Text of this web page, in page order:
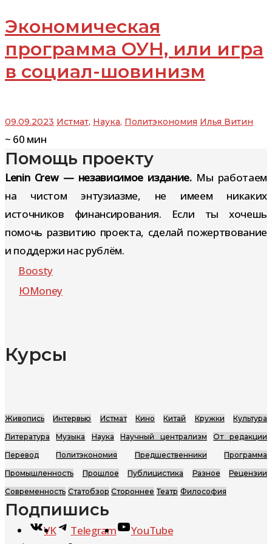
Экономическая
программа ОУН, или игра
в социал-шовинизм
09.09.2023 Истмат, Наука, Политэкономия Илья Витин
~ 60 мин
Помощь проекту
Lenin Crew — независимое издание.Мы работаем
на чистом энтузиазме, не имеем никаких
источников финансирования. Если ты хочешь
помочь развитию проекта, сделай пожертвование
и поддержи нас рублём.
Boosty
ЮMoney
Курсы
Живопись Интервью Истмат Кино Китай Кружки
Культура
Литература
Музыка Наука Научный централизм
От редакции
Перевод
Политэкономия Предшественники
Программа
Промышленность
Прошлое Публицистика Разное
Рецензии
Современность Статобзор Стороннее Театр Философия
Подпишись
VK Telegram YouTube